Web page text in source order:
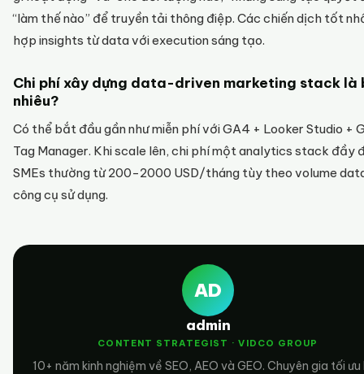
“làm thế nào” để truyền tải thông điệp. Các chiến dịch tốt
hợp insights từ data với execution sáng tạo.
Chi phí xây dựng data-driven marketing stack là
nhiêu?
Có thể bắt đầu gần như miễn phí với GA4 + Looker Studio +
Tag Manager. Khi scale lên, chi phí một analytics stack đầy
SMEs thường từ 200-2000 USD/tháng tùy theo volume
công cụ sử dụng.
AD
admin
CONTENT STRATEGIST · VIDCO GROUP
10+ năm kinh nghiệm về SEO, AEO và GEO. Chuyên gia tối ưu